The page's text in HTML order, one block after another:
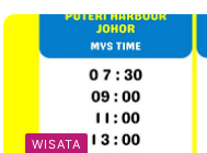
WISATA